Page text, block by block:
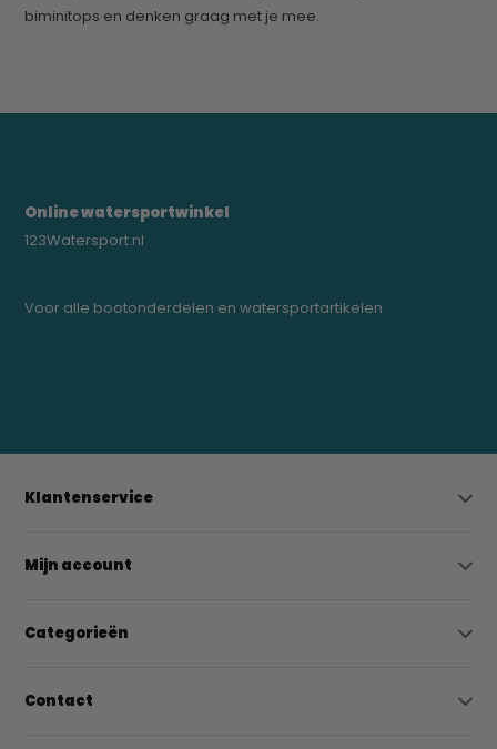
biminitops en denken graag met je mee.
Online watersportwinkel
123Watersport.nl
Voor alle bootonderdelen en watersportartikelen
Klantenservice
Mijn account
Categorieën
Contact